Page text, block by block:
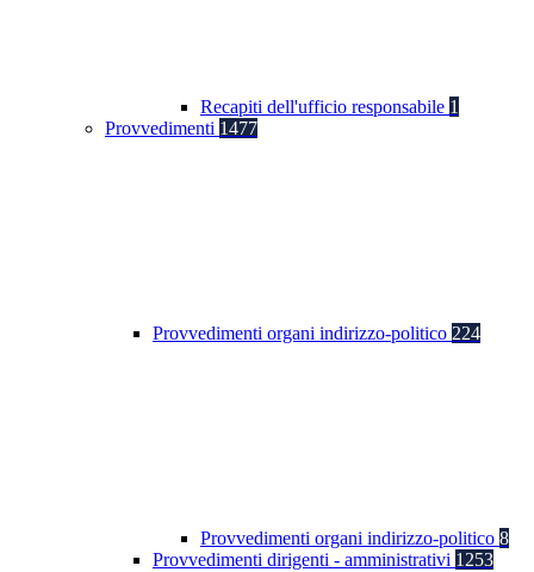
Recapiti dell'ufficio responsabile 1
Provvedimenti 1477
Provvedimenti organi indirizzo-politico 224
Provvedimenti organi indirizzo-politico 8
Provvedimenti dirigenti - amministrativi 1253